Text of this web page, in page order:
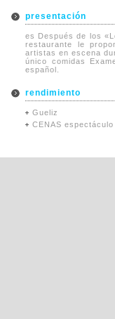
presentación
es Después de los
restaurante le
artistas en escena
único comidas
español.
rendimiento
Gueliz
CENAS espectáculo